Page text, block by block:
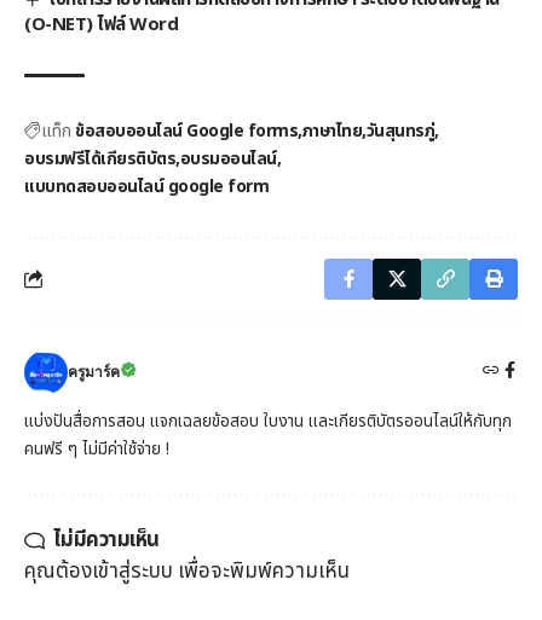
(O-NET) ไฟล์ Word
แท็กข้อสอบออนไลน์ Google formsภาษาไทยวันสุนทรภู่
อบรมฟรีได้เกียรติบัตร อบรมออนไลน์
แบบทดสอบออนไลน์ google form
ครูมาร์ค
แบ่งปันสื่อการสอน แจกเฉลยข้อสอบ ใบงาน และเกียรติบัตรออนไลน์ให้กับทุก
คนฟรี ๆ ไม่มีค่าใช้จ่าย !
ไม่มีความเห็น
คุณต้องเข้าสู่ระบบ เพื่อจะพิมพ์ความเห็น